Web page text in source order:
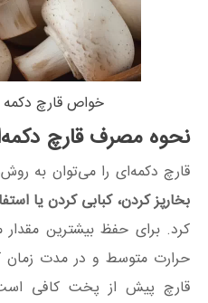
خواص قارچ دکمه
نحوه مصرف قارچ
قارچ دکمه‌ای را می‌توان به
بخارپز کردن، کبابی کردن یا
کرد. برای حفظ بیشترین
حرارت متوسط و در مدت
قارچ پیش از پخت کافی